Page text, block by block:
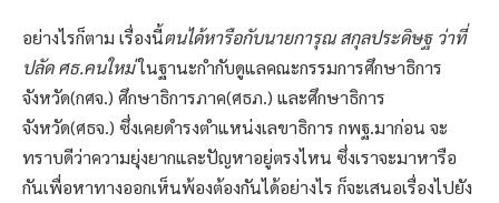
อย่างไรก็ตาม เรื่องนี้ตนได้หารือกับนายการุณ สกุลประดิษฐ ว่าที่
ปลัด ศธ.คนใหม่ในฐานะกำกับดูแลคณะกรรมการศึกษาธิการ
จังหวัด(กศจ.) ศึกษาธิการภาค(ศธภ.) และศึกษาธิการ
จังหวัด(ศธจ.) ซึ่งเคยดำรงตำแหน่งเลขาธิการ กพฐ.มาก่อน จะ
ทราบดีว่าความยุ่งยากและปัญหาอยู่ตรงไหน ซึ่งเราจะมาหารือ
กันเพื่อหาทางออกเห็นพ้องต้องกันได้อย่างไร ก็จะเสนอเรื่องไปยัง